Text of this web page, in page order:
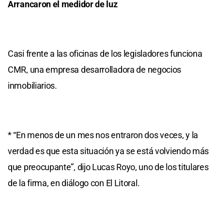
Arrancaron el medidor de luz
Casi frente a las oficinas de los legisladores funciona
CMR, una empresa desarrolladora de negocios
inmobiliarios.
* “En menos de un mes nos entraron dos veces, y la
verdad es que esta situación ya se está volviendo más
que preocupante”, dijo Lucas Royo, uno de los titulares
de la firma, en diálogo con El Litoral.